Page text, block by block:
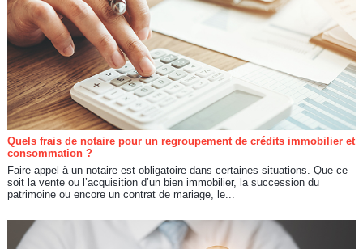
Quels frais de notaire pour un regroupement de crédits immobilier et
consommation ?
Faire appel à un notaire est obligatoire dans certaines situations. Que ce
soit la vente ou l’acquisition d’un bien immobilier, la succession du
patrimoine ou encore un contrat de mariage, le...